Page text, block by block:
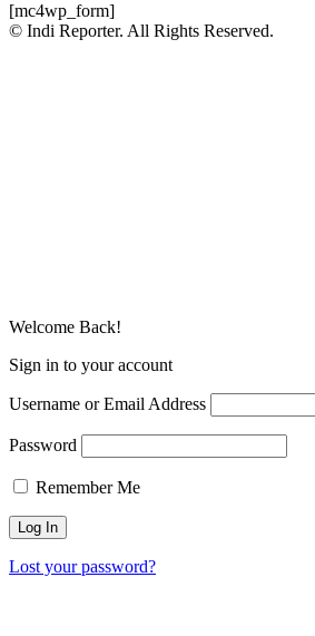
[mc4wp_form]
© Indi Reporter. All Rights Reserved.
Welcome Back!
Sign in to your account
Username or Email Address
Password
Remember Me
Lost your password?